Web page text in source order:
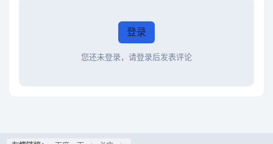
登录
您还未登录，请登录后发表评论